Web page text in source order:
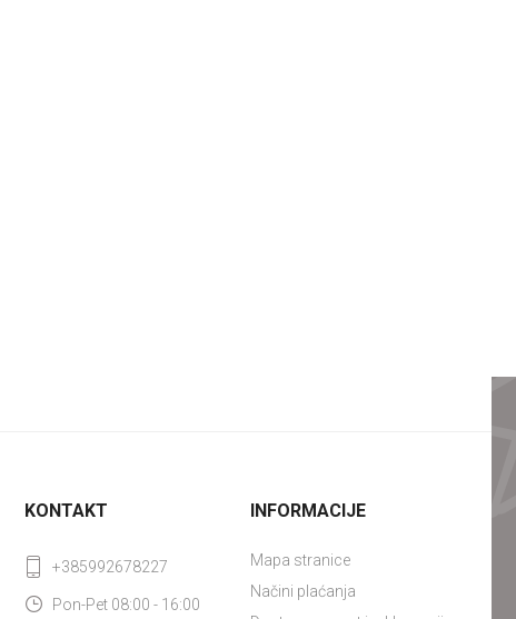
KONTAKT
+385992678227
Pon-Pet 08:00 - 16:00
INFORMACIJE
Mapa stranice
Načini plaćanja